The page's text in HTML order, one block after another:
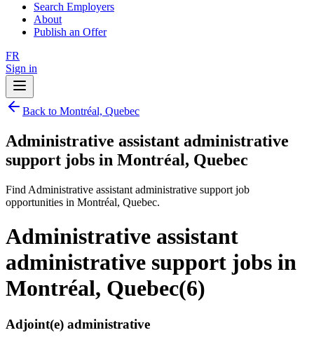
Search Employers
About
Publish an Offer
FR
Sign in
Back to Montréal, Quebec
Administrative assistant administrative
support jobs in Montréal, Quebec
Find Administrative assistant administrative support job
opportunities in Montréal, Quebec.
Administrative assistant
administrative support jobs in
Montréal, Quebec(6)
Adjoint(e) administrative